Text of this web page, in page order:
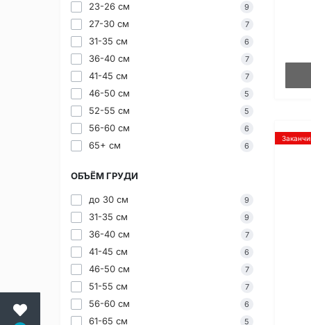
23-26 см 9
27-30 см 7
31-35 см 6
36-40 см 7
41-45 см 7
46-50 см 5
52-55 см 5
56-60 см 6
65+ см 6
ОБЪЁМ ГРУДИ
до 30 см 9
31-35 см 9
36-40 см 7
41-45 см 6
46-50 см 7
51-55 см 7
56-60 см 6
61-65 см 5